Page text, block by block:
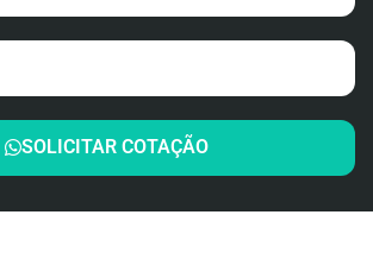
SOLICITAR COTAÇÃO